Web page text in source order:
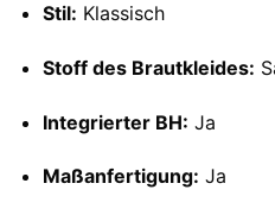
Stil: Klassisch
Stoff des Brautkleides:
Integrierter BH: Ja
Maßanfertigung: Ja